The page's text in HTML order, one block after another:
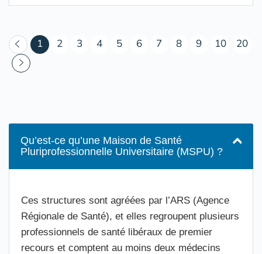
1 (courant)
2 3 4 5 6 7 8 9 10 20
Qu’est-ce qu’une Maison de Santé
Pluriprofessionnelle Universitaire (MSPU) ?
Ces structures sont agréées par l’ARS (Agence
Régionale de Santé), et elles regroupent plusieurs
professionnels de santé libéraux de premier
recours et comptent au moins deux médecins